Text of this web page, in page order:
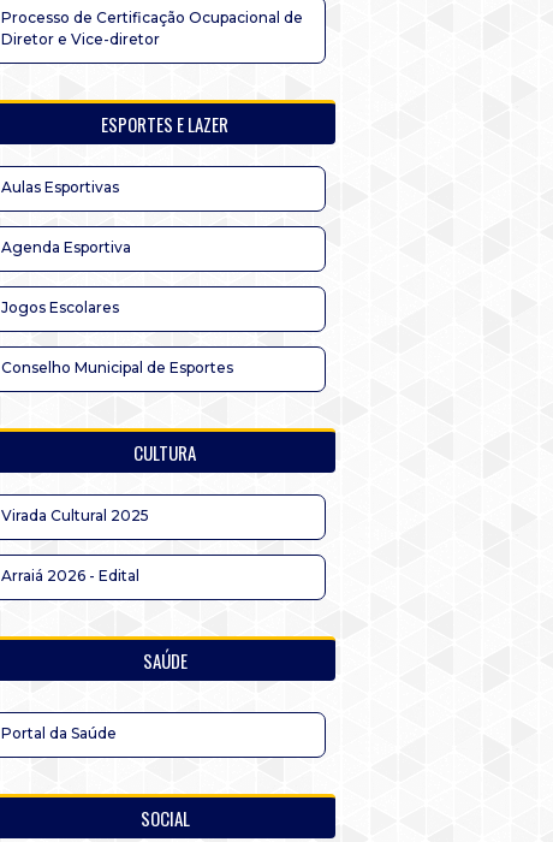
Processo de Certificação Ocupacional de
Diretor e Vice-diretor
ESPORTES E LAZER
Aulas Esportivas
Agenda Esportiva
Jogos Escolares
Conselho Municipal de Esportes
CULTURA
Virada Cultural 2025
Arraiá 2026 - Edital
SAÚDE
Portal da Saúde
SOCIAL